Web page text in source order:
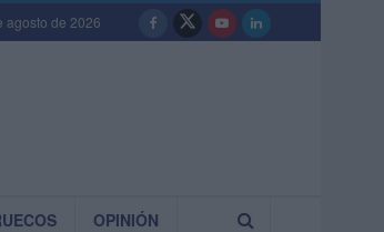
agosto de 2026
OPINIÓN